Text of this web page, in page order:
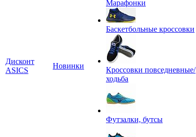
Дисконт
ASICS
Новинки
Марафонки
Баскетбольные кроссовки
Кроссовки повседневные/
ходьба
Футзалки, бутсы